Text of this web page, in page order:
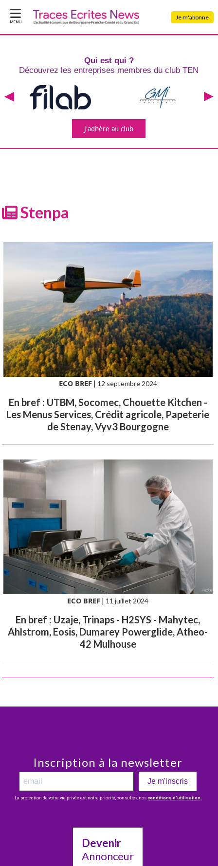
MENU
Je m'abonne
Qui est qui ?
Découvrez les entreprises membres du club TEN
J'adhèreau club
Stenpa
ECO BREF| 12 septembre 2024
En bref : UTBM, Socomec, Chouette Kitchen -
Les Menus Services, Crédit agricole, Papeterie
de Stenay, Vyv3 Bourgogne
ECO BREF | 11 juillet 2024
En bref : Uzaje, Trinaps - H2SYS - Mahytec,
Ahlstrom, Eosis, Dumarey Powerglide, Atheo-
42 Mulhouse
Inscription à la newsletter
Je m'inscris
La protection de votre vie privée est notre priorité, consultez nos conditions d’utilisation
Devenir
Annonceur